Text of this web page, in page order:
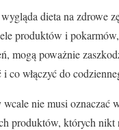
dieta na zdrowe
produktów i
mogą poważnie
co włączyć do
nie musi oznaczać
produktów, których nikt